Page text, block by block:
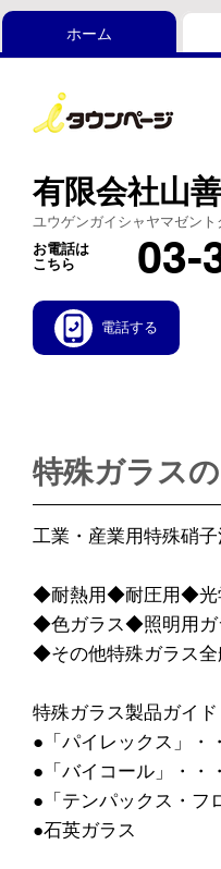
ホーム
有限会社山
ユウゲンガイシャヤマゼン
お電話は
こちら
03-
電話する
特殊ガラス
工業・産業用特殊硝子
◆耐熱用◆耐圧用◆光
◆色ガラス◆照明用ガ
◆その他特殊ガラス全
特殊ガラス製品ガイド
●「パイレックス」・
●「バイコール」・・
●「テンパックス・フ
●石英ガラス